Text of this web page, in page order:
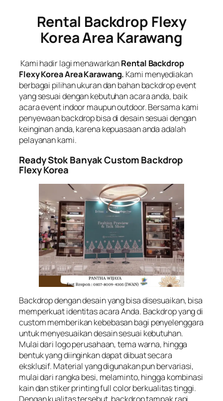
Rental Backdrop Flexy
Korea Area Karawang
Kami hadir lagi menawarkanRental Backdrop
Flexy Korea Area Karawang. Kami menyediakan
berbagai pilihan ukuran dan bahan backdrop event
yang sesuai dengan kebutuhan acara anda, baik
acara event indoor maupun outdoor. Bersama kami
penyewaan backdrop bisa di desain sesuai dengan
keinginan anda, karena kepuasaan anda adalah
pelayanan kami.
Ready Stok Banyak Custom Backdrop
Flexy Korea
Backdrop dengan desain yang bisa disesuaikan, bisa
memperkuat identitas acara Anda. Backdrop yang di
custom memberikan kebebasan bagi penyelenggara
untuk menyesuaikan desain sesuai kebutuhan.
Mulai dari logo perusahaan, tema warna, hingga
bentuk yang diinginkan dapat dibuat secara
eksklusif. Material yang digunakan pun bervariasi,
mulai dari rangka besi, melaminto, hingga kombinasi
kain dan stiker printing full color berkualitas tinggi.